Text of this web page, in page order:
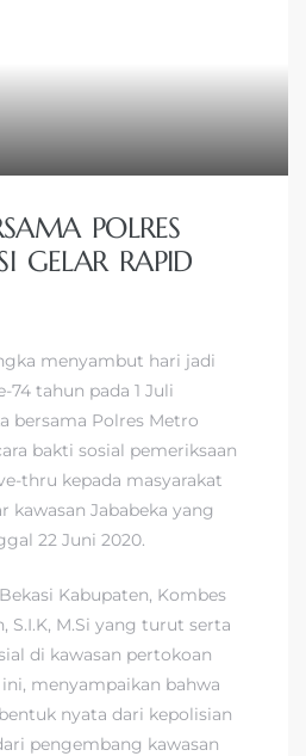
POLRES
GELAR RAPID
menyambut hari jadi
74 tahun pada 1 Juli
bersama Polres Metro
bakti sosial pemeriksaan
thru kepada masyarakat
kawasan Jababeka yang
22 Juni 2020.
Kabupaten, Kombes
S.I.K, M.Si yang turut serta
di kawasan pertokoan
ini, menyampaikan bahwa
nyata dari kepolisian
pengembang kawasan